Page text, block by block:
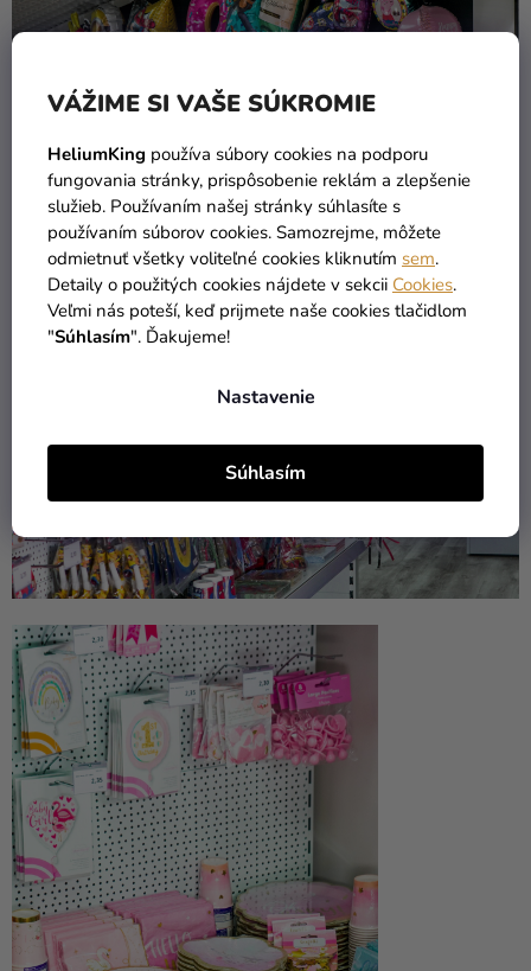
VÁŽIME SI VAŠE SÚKROMIE
HeliumKing používa súbory cookies na podporu
fungovania stránky, prispôsobenie reklám a zlepšenie
služieb. Používaním našej stránky súhlasíte s
používaním súborov cookies. Samozrejme, môžete
odmietnuť všetky voliteľné cookies kliknutím sem.
Detaily o použitých cookies nájdete v sekcii Cookies.
Veľmi nás poteší, keď prijmete naše cookies tlačidlom
"Súhlasím". Ďakujeme!
Nastavenie
Súhlasím